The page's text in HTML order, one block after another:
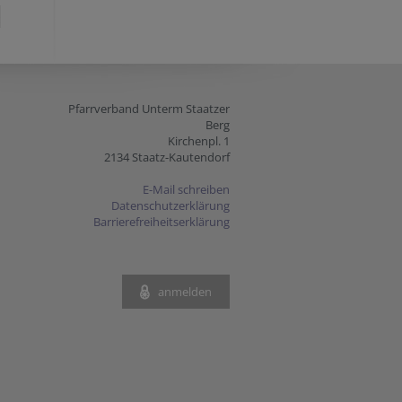
Pfarrverband Unterm Staatzer
Berg
Kirchenpl. 1
2134 Staatz-Kautendorf
E-Mail schreiben
Datenschutzerklärung
Barrierefreiheitserklärung
anmelden